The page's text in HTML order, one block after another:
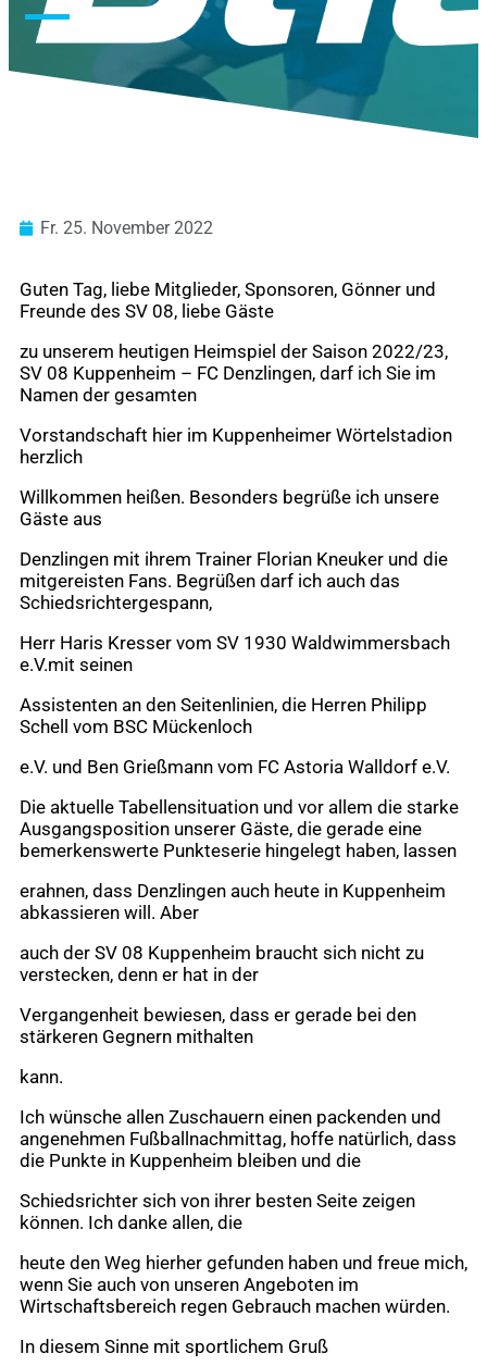
Fr. 25. November 2022
Guten Tag, liebe Mitglieder, Sponsoren, Gönner und
Freunde des SV 08, liebe Gäste
zu unserem heutigen Heimspiel der Saison 2022/23,
SV 08 Kuppenheim – FC Denzlingen, darf ich Sie im
Namen der gesamten
Vorstandschaft hier im Kuppenheimer Wörtelstadion
herzlich
Willkommen heißen. Besonders begrüße ich unsere
Gäste aus
Denzlingen mit ihrem Trainer Florian Kneuker und die
mitgereisten Fans. Begrüßen darf ich auch das
Schiedsrichtergespann,
Herr Haris Kresser vom SV 1930 Waldwimmersbach
e.V.mit seinen
Assistenten an den Seitenlinien, die Herren Philipp
Schell vom BSC Mückenloch
e.V. und Ben Grießmann vom FC Astoria Walldorf e.V.
Die aktuelle Tabellensituation und vor allem die starke
Ausgangsposition unserer Gäste, die gerade eine
bemerkenswerte Punkteserie hingelegt haben, lassen
erahnen, dass Denzlingen auch heute in Kuppenheim
abkassieren will. Aber
auch der SV 08 Kuppenheim braucht sich nicht zu
verstecken, denn er hat in der
Vergangenheit bewiesen, dass er gerade bei den
stärkeren Gegnern mithalten
kann.
Ich wünsche allen Zuschauern einen packenden und
angenehmen Fußballnachmittag, hoffe natürlich, dass
die Punkte in Kuppenheim bleiben und die
Schiedsrichter sich von ihrer besten Seite zeigen
können. Ich danke allen, die
heute den Weg hierher gefunden haben und freue mich,
wenn Sie auch von unseren Angeboten im
Wirtschaftsbereich regen Gebrauch machen würden.
In diesem Sinne mit sportlichem Gruß